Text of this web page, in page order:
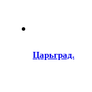
Царьград.